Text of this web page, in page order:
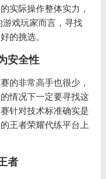
实际操作整体实力，
戏玩家而言，寻找
的挑选。
安全性
非常高手也很少，
情况下一定要寻找这
针对技术标准确实是
王者荣耀代练平台上
者